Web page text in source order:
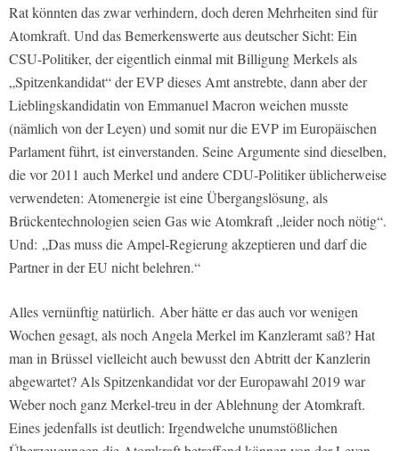
Rat könnten das zwar verhindern, doch deren Mehrheiten sind für
Atomkraft. Und das Bemerkenswerte aus deutscher Sicht: Ein
CSU-Politiker, der eigentlich einmal mit Billigung Merkels als
„Spitzenkandidat“ der EVP dieses Amt anstrebte, dann aber der
Lieblingskandidatin von Emmanuel Macron weichen musste
(nämlich von der Leyen) und somit nur die EVP im Europäischen
Parlament führt, ist einverstanden. Seine Argumente sind dieselben,
die vor 2011 auch Merkel und andere CDU-Politiker üblicherweise
verwendeten: Atomenergie ist eine Übergangslösung, als
Brückentechnologien seien Gas wie Atomkraft „leider noch nötig“.
Und: „Das muss die Ampel-Regierung akzeptieren und darf die
Partner in der EU nicht belehren.“
Alles vernünftig natürlich. Aber hätte er das auch vor wenigen
Wochen gesagt, als noch Angela Merkel im Kanzleramt saß? Hat
man in Brüssel vielleicht auch bewusst den Abtritt der Kanzlerin
abgewartet? Als Spitzenkandidat vor der Europawahl 2019 war
Weber noch ganz Merkel-treu in der Ablehnung der Atomkraft.
Eines jedenfalls ist deutlich: Irgendwelche unumstößlichen